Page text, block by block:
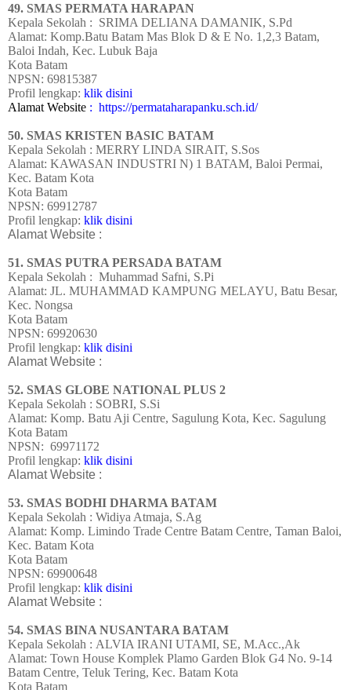
49. SMAS PERMATA HARAPAN
Kepala Sekolah : SRIMA DELIANA DAMANIK, S.Pd
Alamat: Komp.Batu Batam Mas Blok D & E No. 1,2,3 Batam,
Baloi Indah, Kec. Lubuk Baja
Kota Batam
NPSN: 69815387
Profil lengkap: klik disini
Alamat Website : https://permataharapanku.sch.id/
50. SMAS KRISTEN BASIC BATAM
Kepala Sekolah : MERRY LINDA SIRAIT, S.Sos
Alamat: KAWASAN INDUSTRI N) 1 BATAM, Baloi Permai,
Kec. Batam Kota
Kota Batam
NPSN: 69912787
Profil lengkap: klik disini
Alamat Website :
51. SMAS PUTRA PERSADA BATAM
Kepala Sekolah : Muhammad Safni, S.Pi
Alamat: JL. MUHAMMAD KAMPUNG MELAYU, Batu Besar,
Kec. Nongsa
Kota Batam
NPSN: 69920630
Profil lengkap: klik disini
Alamat Website :
52. SMAS GLOBE NATIONAL PLUS 2
Kepala Sekolah : SOBRI, S.Si
Alamat: Komp. Batu Aji Centre, Sagulung Kota, Kec. Sagulung
Kota Batam
NPSN: 69971172
Profil lengkap: klik disini
Alamat Website :
53. SMAS BODHI DHARMA BATAM
Kepala Sekolah : Widiya Atmaja, S.Ag
Alamat: Komp. Limindo Trade Centre Batam Centre, Taman Baloi,
Kec. Batam Kota
Kota Batam
NPSN: 69900648
Profil lengkap: klik disini
Alamat Website :
54. SMAS BINA NUSANTARA BATAM
Kepala Sekolah : ALVIA IRANI UTAMI, SE, M.Acc.,Ak
Alamat: Town House Komplek Plamo Garden Blok G4 No. 9-14
Batam Centre, Teluk Tering, Kec. Batam Kota
Kota Batam